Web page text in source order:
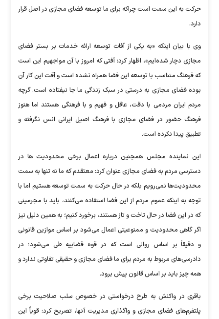
حرکت به این سمت است چراکه برای ما توسعه فضای مجازی در اصل قرار
دارد.
وی با بیان اینکه «به یکی از آفات توسعه ارائه خدمات بر بستر فضای
مجازی دچار شده‌ایم»، اظهار کرد: آفتی که امروز با آن مواجهیم این است
که فرهنگ متناسب با توسعه این فضا همراه نشده است و آفت این کار آن
بوده فضای مجازی به درستی در سبک زندگی ما جا نیفتاده است. گرچه
مردم ایران مردمی با دقت، عاقل و فهیم و با فرهنگی هستند اما هنوز
فرهنگ حضور در فضای مجازی با فرهنگ اصیل ایرانی انس نگرفته و
تطبیق پیدا نکرده است.
این نماینده مجلس همچنین درباره اعمال برخی محدودیت ها در
دسترسی مردم به فضای مجازی عنوان کرد: معتقدم که ما نه تنها به سمت
محدودیت‌ها نمی‌رویم بلکه در حال حرکت به سمت توسعه هستیم اما با
توجه به اینکه عموم مردم از این فضا استفاده می‌کنند، باید با مجرمینی
که در این فضا در حال تاخت و تاز هستند، برخورد کنیم؛ به همین دلیل نیز
اگر گاهی محدودیت و ممنوعیتی اعمال می‌شود بر اساس موازین قانونی
و دقیقاً بر اساس روالی است که در قوه قضاییه طی می‌شود؛ در
دادرسی‌های مربوط به مردم برای ما فضای مجازی و حقیقی تفاوتی ندارد و
همه چیز باید بر اساس قانون پیش برود.
باقری در واکنش به طرح درخواستی در خصوص سلب صلاحیت برخی
پلتفرم‌های فضای مجازی و واگذاری مدیریت آنها، تصریح کرد: قویاً این